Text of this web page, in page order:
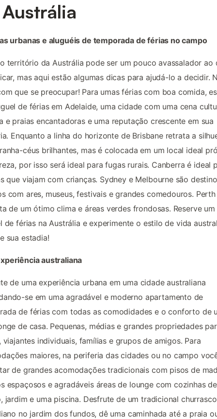
urbanas e aluguéis de temporada de férias no campo
território da Austrália pode ser um pouco avassalador ao
mas aqui estão algumas dicas para ajudá-lo a decidir.
que se preocupar! Para umas férias com boa comida,
de férias em Adelaide, uma cidade com uma cena
e praias encantadoras e uma reputação crescente em sua
Enquanto a linha do horizonte de Brisbane retrata a
céus brilhantes, mas é colocada em um local ideal
por isso será ideal para fugas rurais. Canberra é ideal
que viajam com crianças. Sydney e Melbourne são
com ares, museus, festivais e grandes comedouros. Perth
de um ótimo clima e áreas verdes frondosas. Reserve um
de férias na Austrália e experimente o estilo de vida
sua estadia!
australiana
de uma experiência urbana em uma cidade australiana
se em uma agradável e moderno apartamento de
de férias com todas as comodidades e o conforto de
de casa. Pequenas, médias e grandes propriedades
viajantes individuais, famílias e grupos de amigos. Para
maiores, na periferia das cidades ou no campo
de grandes acomodações tradicionais com pisos de
espaçosos e agradáveis áreas de lounge com cozinhas
jardim e uma piscina. Desfrute de um tradicional churrasco
no jardim dos fundos, dê uma caminhada até a praia